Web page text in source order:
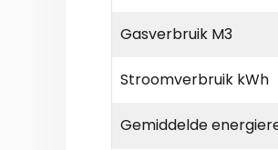
Gasverbruik M3
Stroomverbruik kWh
Gemiddelde